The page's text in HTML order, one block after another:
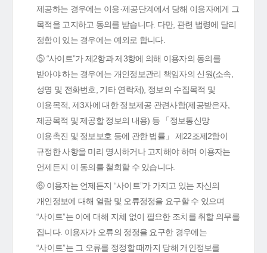
제공하는 경우에는 이용·제공단계에서 당해 이용자에게 그
목적을 고지하고 동의를 받습니다. 다만, 관련 법령에 달리
정함이 있는 경우에는 예외로 합니다.
⑤ “사이트”가 제2항과 제3항에 의해 이용자의 동의를
받아야 하는 경우에는 개인정보관리 책임자의 신원(소속,
성명 및 전화번호, 기타 연락처), 정보의 수집목적 및
이용목적, 제3자에 대한 정보제공 관련사항(제공받은자,
제공목적 및 제공할 정보의 내용) 등 「정보통신망
이용촉진 및 정보보호 등에 관한 법률」 제22조제2항이
규정한 사항을 미리 명시하거나 고지해야 하며 이용자는
언제든지 이 동의를 철회할 수 있습니다.
⑥ 이용자는 언제든지 “사이트”가 가지고 있는 자신의
개인정보에 대해 열람 및 오류정정을 요구할 수 있으며
“사이트”는 이에 대해 지체 없이 필요한 조치를 취할 의무를
집니다. 이용자가 오류의 정정을 요구한 경우에는
“사이트”는 그 오류를 정정할 때까지 당해 개인정보를